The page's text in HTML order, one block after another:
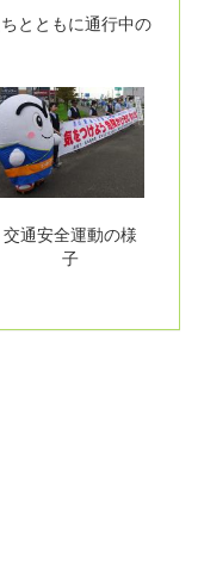
とともに通行中の
交通安全運動の様
子